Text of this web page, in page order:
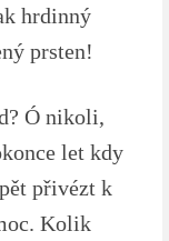
hrdinný
prsten!
Ó nikoli,
let kdy
přivézt k
Kolik